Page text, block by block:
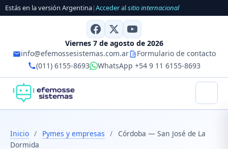
Estás en la versión Argentina|Acceder alsitio internacional
Viernes 7 de agosto de 2026
info@efemossesistemas.com.ar
Formulario de contacto
(011) 6155-8693
WhatsApp +54 9 11 6155-8693
Inicio / Pymes y empresas /
Córdoba — San José de La
Dormida